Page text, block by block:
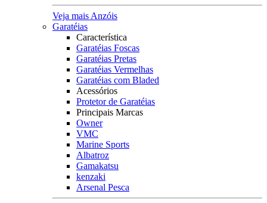
Veja mais Anzóis
Garatéias
Característica
Garatéias Foscas
Garatéias Pretas
Garatéias Vermelhas
Garatéias com Bladed
Acessórios
Protetor de Garatéias
Principais Marcas
Owner
VMC
Marine Sports
Albatroz
Gamakatsu
kenzaki
Arsenal Pesca